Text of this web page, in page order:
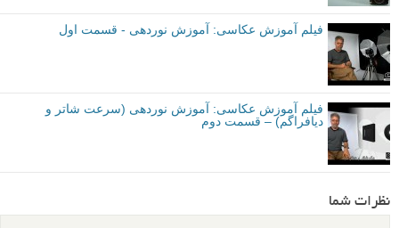
فیلم آموزش عکاسی: آموزش نوردهی - قسمت اول
فیلم آموزش عکاسی: آموزش نوردهی (سرعت شاتر و
دیافراگم) – قسمت دوم
نظرات شما